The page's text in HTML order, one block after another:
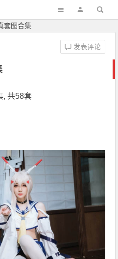
套图合集
发表评论
, 共58套